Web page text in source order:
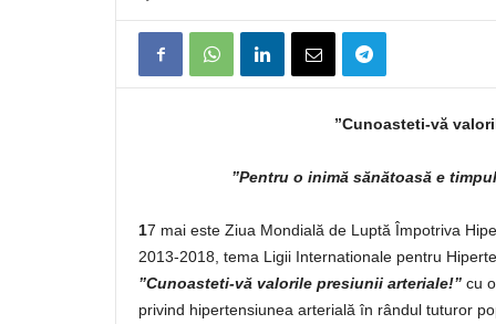
”Cunoasteti-vă
”Pentru o inimă sănătoasă e
17 mai este Ziua Mondială de Luptă Împotriva
2013-2018, tema Ligii Internationale pentru
”Cunoasteti-vă valorile presiunii arteriale!” cu
privind hipertensiunea arterială în rândul tuturor